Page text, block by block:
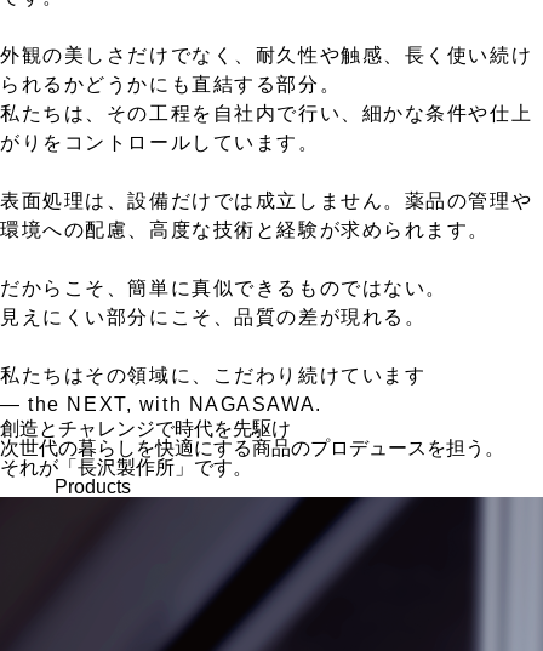
外観の美しさだけでなく、耐久性や触感、長く使い続け
られるかどうかにも直結する部分。
私たちは、その工程を自社内で行い、細かな条件や仕上
がりをコントロールしています。
表面処理は、設備だけでは成立しません。薬品の管理や
環境への配慮、高度な技術と経験が求められます。
だからこそ、簡単に真似できるものではない。
見えにくい部分にこそ、品質の差が現れる。
私たちはその領域に、こだわり続けています
— the NEXT, with NAGASAWA.
創造とチャレンジで時代を先駆け
次世代の暮らしを快適にする商品のプロデュースを担う。
それが「長沢製作所」です。
Products